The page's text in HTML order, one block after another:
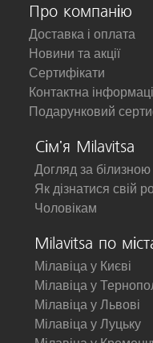
Про компанію
Доставка і оплата
Новини та акції
Сертифікати
Контактна
Подарунковий
Сім'я Milavitsa
Догляд за білизною
Як дізнатися свій
Чоловікам
Milavitsa по
Мілавіца у Києві
Мілавіца у
Мілавіца у Львові
Мілавіца у Луцьку